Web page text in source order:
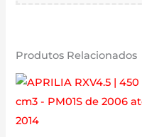
Produtos Relacionados